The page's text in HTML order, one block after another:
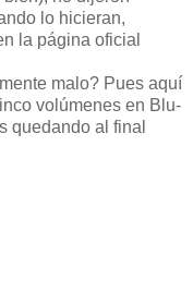
lo hicieran,
la página oficial
malo? Pues aquí
volúmenes en Blu-
quedando al final